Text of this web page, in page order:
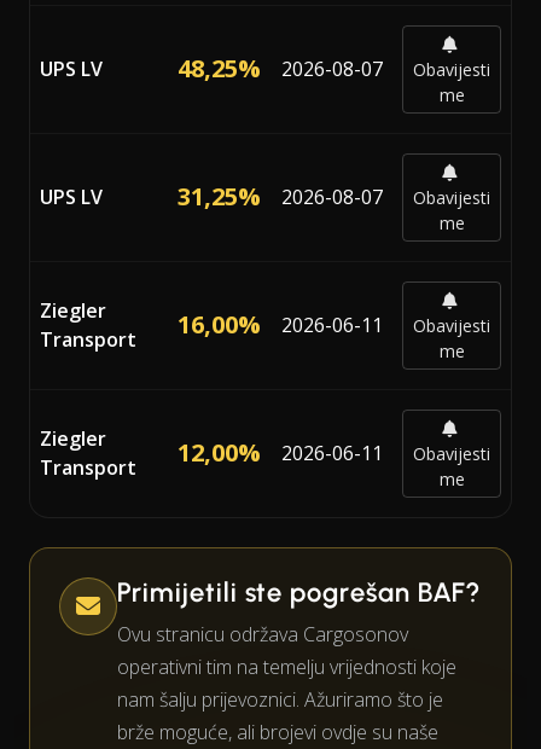
UPS LV 48,25% 2026-08-07
Obavijesti
me
UPS LV 31,25% 2026-08-07
Obavijesti
me
Ziegler
Transport
16,00% 2026-06-11
Obavijesti
me
Ziegler
Transport
12,00% 2026-06-11
Obavijesti
me
Primijetili ste pogrešan BAF?
Ovu stranicu održava Cargosonov
operativni tim na temelju vrijednosti koje
nam šalju prijevoznici. Ažuriramo što je
brže moguće, ali brojevi ovdje su naše